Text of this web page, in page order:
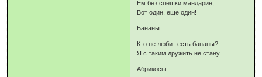
Ем без спешки мандарин,
Вот один, еще один!
Бананы
Кто не любит есть бананы?
Я с таким дружить не стану.
Абрикосы